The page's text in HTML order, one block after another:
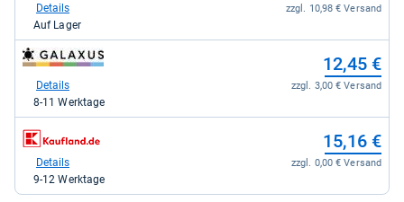
eBay
10,60
kaufen.
zzgl. 10,98 € Versand
Details
Auf Lager
zum
Shop:
galaxus
kaufen.
12,45 €
zzgl. 3,00 € Versand
Details
8-11 Werktage
zum
Shop:
Kaufland
15,16 €
zzgl. 0,00 € Versand
Details
9-12 Werktage